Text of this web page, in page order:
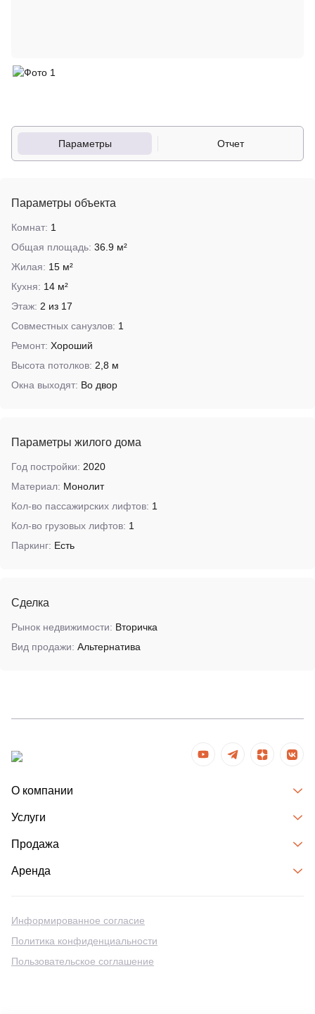
Параметры Отчет
Параметры объекта
Комнат: 1
Общая площадь: 36.9 м²
Жилая: 15 м²
Кухня: 14 м²
Этаж: 2 из 17
Совместных санузлов: 1
Ремонт: Хороший
Высота потолков: 2,8 м
Окна выходят: Во двор
Параметры жилого дома
Год постройки: 2020
Материал: Монолит
Кол-во пассажирских лифтов: 1
Кол-во грузовых лифтов: 1
Паркинг: Есть
Сделка
Рынок недвижимости: Вторичка
Вид продажи: Альтернатива
О компании
Услуги
Продажа
Аренда
Информированное согласие
Политика конфиденциальности
Пользовательское соглашение